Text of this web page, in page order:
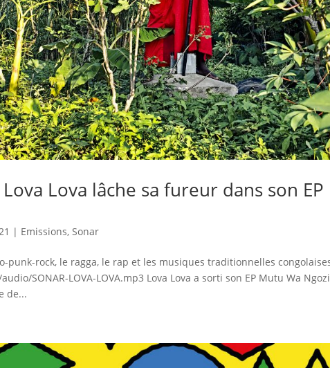
Lova lâche sa fureur dans son
| Emissions,Sonar
punk-rock, le ragga, le rap et les musiques traditionnelles
SONAR-LOVA-LOVA.mp3 Lova Lova a sorti son EP Mutu Wa
de...